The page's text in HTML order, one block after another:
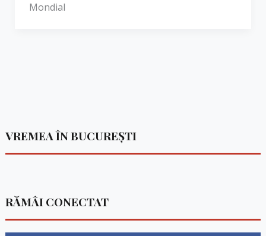
Mondial
VREMEA ÎN BUCUREȘTI
RĂMÂI CONECTAT